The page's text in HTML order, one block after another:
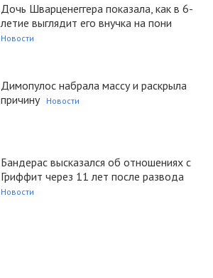
Дочь Шварценеггера показала, как в 6-
летие выглядит его внучка на пони
Новости
Димопулос набрала массу и раскрыла
причину
Новости
Бандерас высказался об отношениях с
Гриффит через 11 лет после развода
Новости